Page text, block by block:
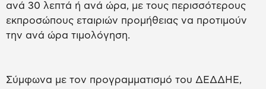
ανά 30 λεπτά ή ανά ώρα, με τους περισσότερους
εκπροσώπους εταιριών προμήθειας να προτιμούν
την ανά ώρα τιμολόγηση.
Σύμφωνα με τον προγραμματισμό του ΔΕΔΔΗΕ,